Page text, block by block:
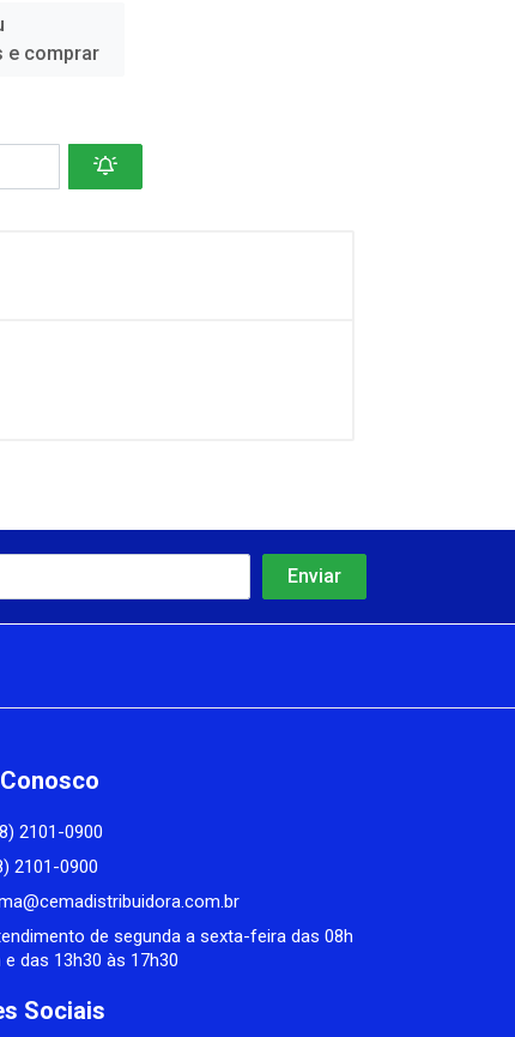
e comprar
2101-0900
2101-0900
de segunda a sexta-feira das 08h
e das 13h30 às 17h30
Sociais